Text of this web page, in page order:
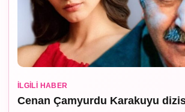
İLGILI HABER
Cenan Çamyurdu Karakuyu